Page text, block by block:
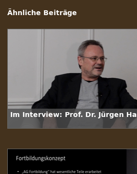
Ähnliche Beiträge
Im Interview: Prof. Dr. Jürgen